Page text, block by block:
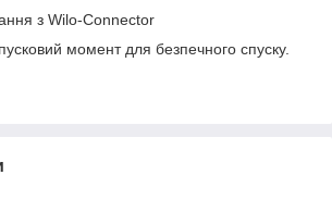
з Wilo-Connector
момент для безпечного спуску.